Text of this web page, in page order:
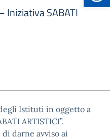
SABATI
Istituti in oggetto a
ARTISTICI”.
darne avviso ai